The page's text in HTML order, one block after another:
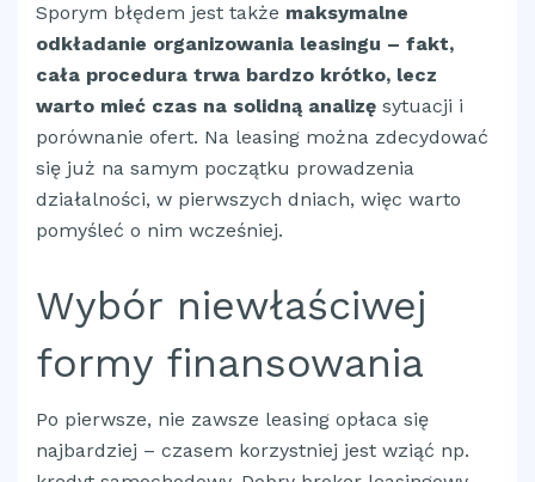
Sporym błędem jest także maksymalne
odkładanie organizowania leasingu – fakt,
cała procedura trwa bardzo krótko, lecz
warto mieć czas na solidną analizę sytuacji i
porównanie ofert. Na leasing można zdecydować
się już na samym początku prowadzenia
działalności, w pierwszych dniach, więc warto
pomyśleć o nim wcześniej.
Wybór niewłaściwej
formy finansowania
Po pierwsze, nie zawsze leasing opłaca się
najbardziej – czasem korzystniej jest wziąć np.